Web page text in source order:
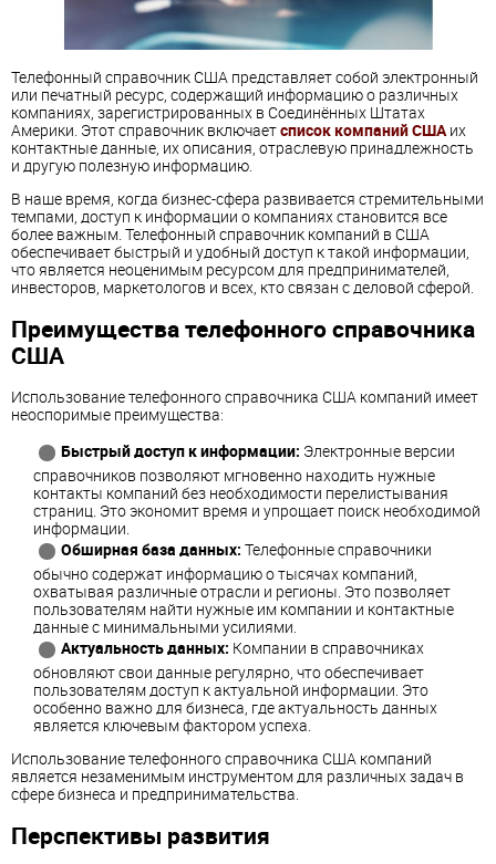
Телефонный справочник США представляет собой электронный
или печатный ресурс, содержащий информацию о различных
компаниях, зарегистрированных в Соединённых Штатах
Америки. Этот справочник включаетсписок компаний СШАих
контактные данные, их описания, отраслевую принадлежность
и другую полезную информацию.
В наше время, когда бизнес-сфера развивается стремительными
темпами, доступ к информации о компаниях становится все
более важным. Телефонный справочник компаний в США
обеспечивает быстрый и удобный доступ к такой информации,
что является неоценимым ресурсом для предпринимателей,
инвесторов, маркетологов и всех, кто связан с деловой сферой.
Преимущества телефонного справочника
США
Использование телефонного справочника США компаний имеет
неоспоримые преимущества:
Быстрый доступ к информации: Электронные версии
справочников позволяют мгновенно находить нужные
контакты компаний без необходимости перелистывания
страниц. Это экономит время и упрощает поиск необходимой
информации.
Обширная база данных: Телефонные справочники
обычно содержат информацию о тысячах компаний,
охватывая различные отрасли и регионы. Это позволяет
пользователям найти нужные им компании и контактные
данные с минимальными усилиями.
Актуальность данных: Компании в справочниках
обновляют свои данные регулярно, что обеспечивает
пользователям доступ к актуальной информации. Это
особенно важно для бизнеса, где актуальность данных
является ключевым фактором успеха.
Использование телефонного справочника США компаний
является незаменимым инструментом для различных задач в
сфере бизнеса и предпринимательства.
Перспективы развития